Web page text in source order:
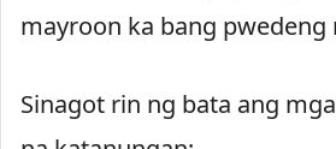
mayroon ka bang pwedeng
Sinagot rin ng bata ang